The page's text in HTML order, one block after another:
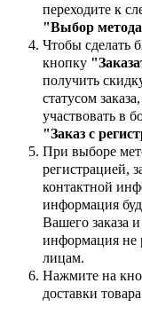
переходите к
"Выбор метода
Чтобы сделать
кнопку
получить
статусом
участвовать в
"Заказ с
При выборе
регистрацией,
контактной
информация
Вашего заказа
информация не
лицам.
Нажмите на
доставки